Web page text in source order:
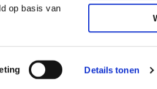
op basis van
Details tonen